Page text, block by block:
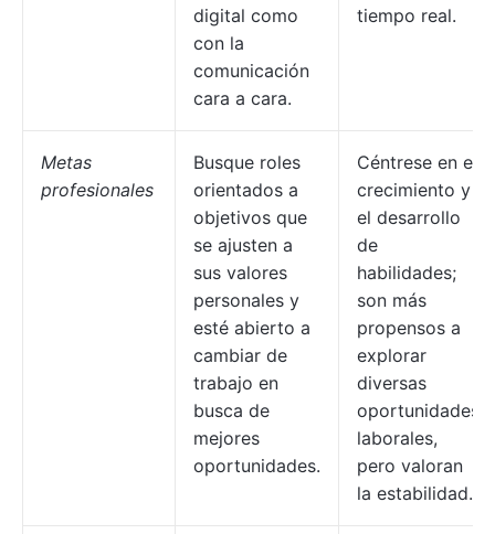
digital como
con la
comunicación
cara a cara.
tiempo real.
Metas
profesionales
Busque roles
orientados a
objetivos que
se ajusten a
sus valores
personales y
esté abierto a
cambiar de
trabajo en
busca de
mejores
oportunidades.
Céntrese en el
crecimiento y
el desarrollo
de
habilidades;
son más
propensos a
explorar
diversas
oportunidades
laborales,
pero valoran
la estabilidad.